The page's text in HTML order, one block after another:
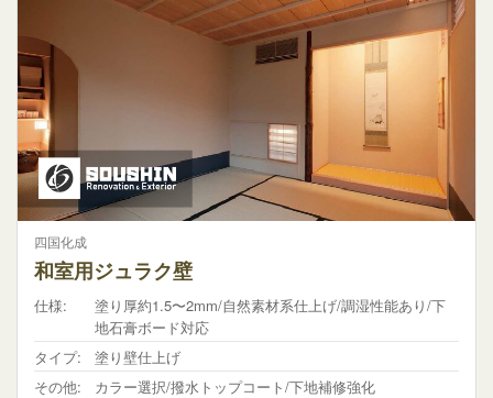
四国化成
和室用ジュラク壁
仕様:
塗り厚約1.5〜2mm/自然素材系仕上げ/調湿性能あり/下
地石膏ボード対応
タイプ:
塗り壁仕上げ
その他:
カラー選択/撥水トップコート/下地補修強化